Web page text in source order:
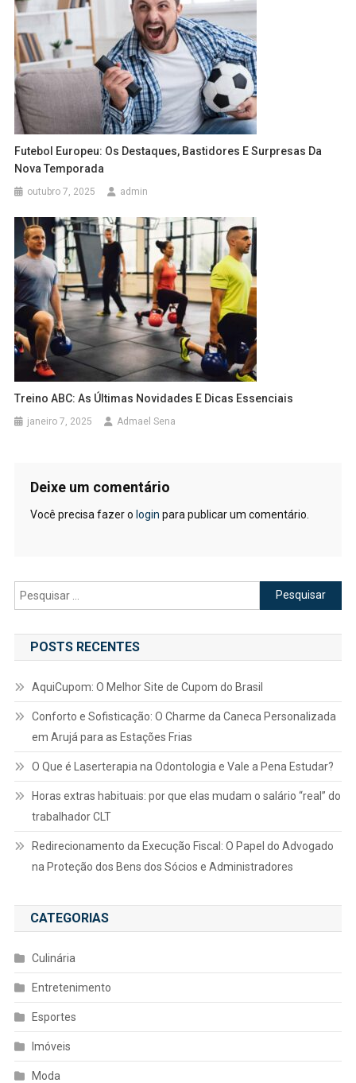
Futebol Europeu: Os Destaques, Bastidores E Surpresas Da
Nova Temporada
outubro 7, 2025 admin
Treino ABC: As Últimas Novidades E Dicas Essenciais
janeiro 7, 2025 Admael Sena
Deixe um comentário
Você precisa fazer o login para publicar um comentário.
Pesquisar
por:
POSTS RECENTES
AquiCupom: O Melhor Site de Cupom do Brasil
Conforto e Sofisticação: O Charme da Caneca Personalizada
em Arujá para as Estações Frias
O Que é Laserterapia na Odontologia e Vale a Pena Estudar?
Horas extras habituais: por que elas mudam o salário “real” do
trabalhador CLT
Redirecionamento da Execução Fiscal: O Papel do Advogado
na Proteção dos Bens dos Sócios e Administradores
CATEGORIAS
Culinária
Entretenimento
Esportes
Imóveis
Moda